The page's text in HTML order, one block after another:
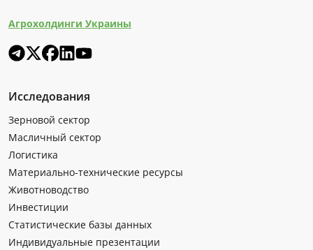
Агрохолдинги Украины
Исследования
Зерновой сектор
Масличный сектор
Логистика
Материально-технические ресурсы
Животноводство
Инвестиции
Статистические базы данных
Индивидуальные презентации